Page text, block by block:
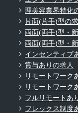
理美容業界特化
片面(片手)型の
両面(両手)型・
両面(両手)型・
インセンティブ
賞与ありの求人
リモートワーク
リモートワーク
フルリモートあ
フレックス制度